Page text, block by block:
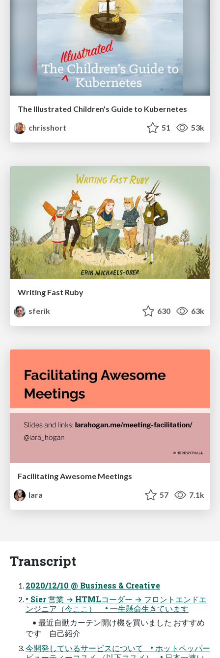
The Illustrated Children's Guide to Kubernetes
chrisshort
51 53k
Writing Fast Ruby
sferik
630 63k
Facilitating Awesome Meetings
lara
57 7.1k
Transcript
2020/12/10 @ Business & Creative
• Sier 営業 → HTMLコーダー → フロントエンドエ
ンジニア（今ここ） • 一生懸命生きています
• 最近自動カーテン開け機を買いました おすすめ
です 自己紹介
今開発しているサービスについて • ホットペッパー